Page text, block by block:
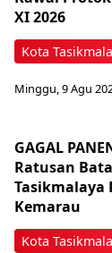
Kota
XI 2026
Minggu, 9 Agu
Kota
GAGAL
Ratusan
Tasikmalaya
Kemarau